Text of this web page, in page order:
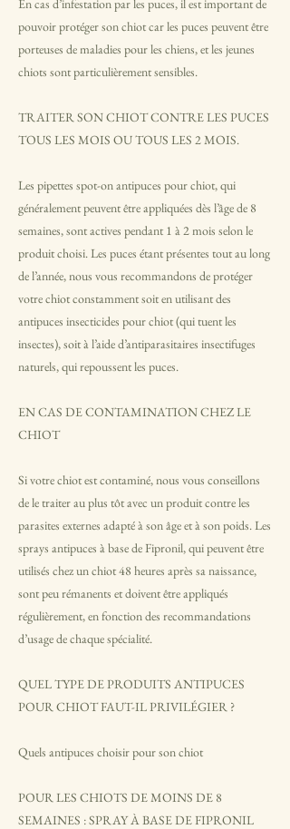
En cas d’infestation par les puces, il est important de
pouvoir protéger son chiot car les puces peuvent être
porteuses de maladies pour les chiens, et les jeunes
chiots sont particulièrement sensibles.
TRAITER SON CHIOT CONTRE LES PUCES
TOUS LES MOIS OU TOUS LES 2 MOIS.
Les pipettes spot-on antipuces pour chiot, qui
généralement peuvent être appliquées dès l’âge de 8
semaines, sont actives pendant 1 à 2 mois selon le
produit choisi. Les puces étant présentes tout au long
de l’année, nous vous recommandons de protéger
votre chiot constamment soit en utilisant des
antipuces insecticides pour chiot (qui tuent les
insectes), soit à l’aide d’antiparasitaires insectifuges
naturels, qui repoussent les puces.
EN CAS DE CONTAMINATION CHEZ LE
CHIOT
Si votre chiot est contaminé, nous vous conseillons
de le traiter au plus tôt avec un produit contre les
parasites externes adapté à son âge et à son poids. Les
sprays antipuces à base de Fipronil, qui peuvent être
utilisés chez un chiot 48 heures après sa naissance,
sont peu rémanents et doivent être appliqués
régulièrement, en fonction des recommandations
d’usage de chaque spécialité.
QUEL TYPE DE PRODUITS ANTIPUCES
POUR CHIOT FAUT-IL PRIVILÉGIER ?
Quels antipuces choisir pour son chiot
POUR LES CHIOTS DE MOINS DE 8
SEMAINES : SPRAY À BASE DE FIPRONIL